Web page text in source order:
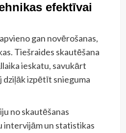
efektīvai
gan novērošanas,
Tiešraides skautēšana
ieskatu, savukārt
dziļāk izpētīt snieguma
no skautēšanas
intervijām un statistikas